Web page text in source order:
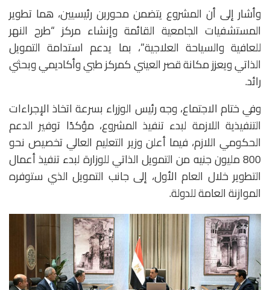
وأشار إلى أن المشروع يتضمن محورين رئيسيين، هما تطوير
المستشفيات الجامعية القائمة وإنشاء مركز “طرح النهر
للعافية والسياحة العلاجية”، بما يدعم استدامة التمويل
الذاتي ويعزز مكانة قصر العيني كمركز طبي وأكاديمي وبحثي
رائد.
وفي ختام الاجتماع، وجه رئيس الوزراء بسرعة اتخاذ الإجراءات
التنفيذية اللازمة لبدء تنفيذ المشروع، مؤكدًا توفير الدعم
الحكومي اللازم، فيما أعلن وزير التعليم العالي تخصيص نحو
800 مليون جنيه من التمويل الذاتي للوزارة لبدء تنفيذ أعمال
التطوير خلال العام الأول، إلى جانب التمويل الذي ستوفره
الموازنة العامة للدولة.